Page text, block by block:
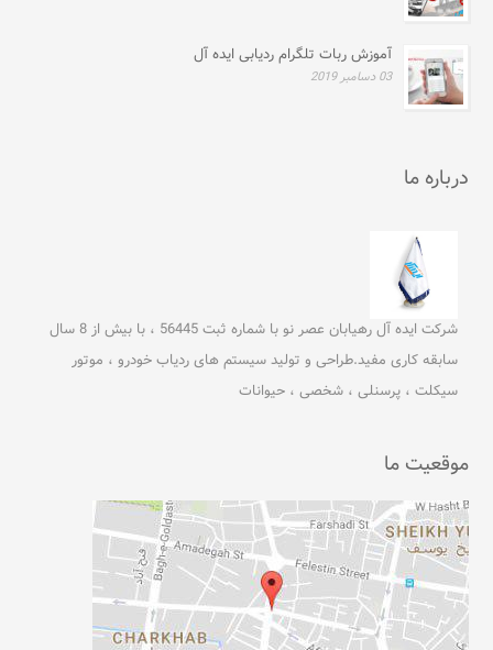
آموزش ربات تلگرام ردیابی ایده آل
03 دسامبر 2019
درباره ما
شرکت ایده آل رهیابان عصر نو با شماره ثبت 56445 ، با بیش از 8 سال
سابقه کاری مفید.طراحی و تولید سیستم های ردیاب خودرو ، موتور
سیکلت ، پرسنلی ، شخصی ، حیوانات
موقعیت ما